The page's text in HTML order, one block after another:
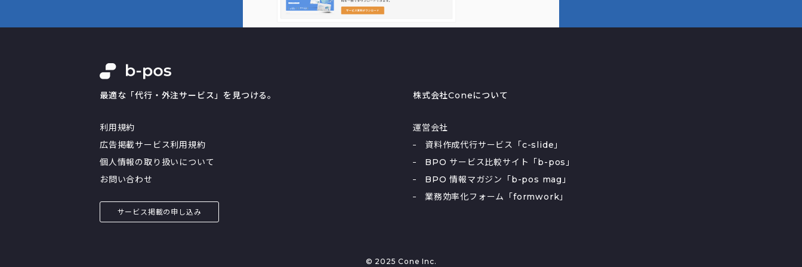
最適な「代行・外注サービス」を見つける。
利用規約
広告掲載サービス利用規約
個人情報の取り扱いについて
お問い合わせ
サービス掲載の申し込み
株式会社Coneについて
運営会社
資料作成代行サービス「c-slide」
BPO サービス比較サイト「b-pos」
BPO 情報マガジン「b-pos mag」
業務効率化フォーム「formwork」
© 2025 Cone Inc.